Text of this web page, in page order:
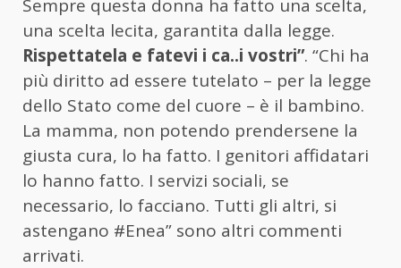
Sempre questa donna ha fatto una scelta,
una scelta lecita, garantita dalla legge.
Rispettatela e fatevi i ca..i vostri”. “Chi ha
più diritto ad essere tutelato – per la legge
dello Stato come del cuore – è il bambino.
La mamma, non potendo prendersene la
giusta cura, lo ha fatto. I genitori affidatari
lo hanno fatto. I servizi sociali, se
necessario, lo facciano. Tutti gli altri, si
astengano #Enea” sono altri commenti
arrivati.